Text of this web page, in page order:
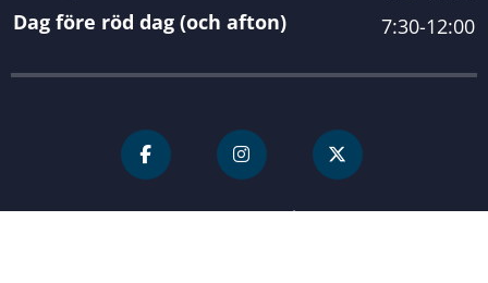
Dag före röd dag (och afton)
7:30-12:00
För personal